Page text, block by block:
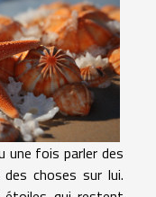
une fois parler des
choses sur lui.